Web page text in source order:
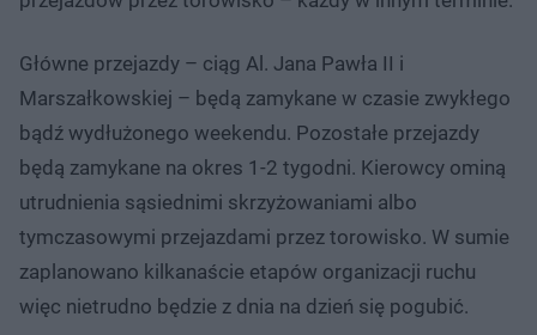
Główne przejazdy – ciąg Al. Jana Pawła II i
Marszałkowskiej – będą zamykane w czasie zwykłego
bądź wydłużonego weekendu. Pozostałe przejazdy
będą zamykane na okres 1-2 tygodni. Kierowcy ominą
utrudnienia sąsiednimi skrzyżowaniami albo
tymczasowymi przejazdami przez torowisko. W sumie
zaplanowano kilkanaście etapów organizacji ruchu
więc nietrudno będzie z dnia na dzień się pogubić.